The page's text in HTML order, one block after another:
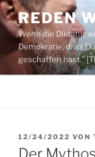
Zum
Inhalt
springen
REDEN
Wenn die Diktatur
Demokratie, dass
geschaffen hast."
AM
12/24/2022 VON